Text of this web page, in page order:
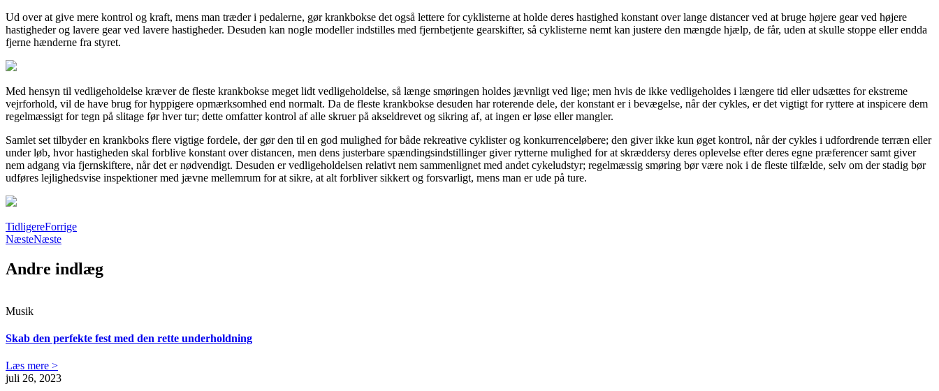
Ud over at give mere kontrol og kraft, mens man træder i pedalerne, gør krankbokse det også lettere for cyklisterne at holde deres hastighed konstant over lange distancer ved at bruge højere gear ved højere
hastigheder og lavere gear ved lavere hastigheder. Desuden kan nogle modeller indstilles med fjernbetjente gearskifter, så cyklisterne nemt kan justere den mængde hjælp, de får, uden at skulle stoppe eller endda
fjerne hænderne fra styret.
Med hensyn til vedligeholdelse kræver de fleste krankbokse meget lidt vedligeholdelse, så længe smøringen holdes jævnligt ved lige; men hvis de ikke vedligeholdes i længere tid eller udsættes for ekstreme
vejrforhold, vil de have brug for hyppigere opmærksomhed end normalt. Da de fleste krankbokse desuden har roterende dele, der konstant er i bevægelse, når der cykles, er det vigtigt for ryttere at inspicere dem
regelmæssigt for tegn på slitage før hver tur; dette omfatter kontrol af alle skruer på akseldrevet og sikring af, at ingen er løse eller mangler.
Samlet set tilbyder en krankboks flere vigtige fordele, der gør den til en god mulighed for både rekreative cyklister og konkurrenceløbere; den giver ikke kun øget kontrol, når der cykles i udfordrende terræn eller
under løb, hvor hastigheden skal forblive konstant over distancen, men dens justerbare spændingsindstillinger giver rytterne mulighed for at skræddersy deres oplevelse efter deres egne præferencer samt giver
nem adgang via fjernskiftere, når det er nødvendigt. Desuden er vedligeholdelsen relativt nem sammenlignet med andet cykeludstyr; regelmæssig smøring bør være nok i de fleste tilfælde, selv om der stadig bør
udføres lejlighedsvise inspektioner med jævne mellemrum for at sikre, at alt forbliver sikkert og forsvarligt, mens man er ude på ture.
TidligereForrige
NæsteNæste
Andre indlæg
Musik
Skab den perfekte fest med den rette underholdning
Læs mere >
juli 26, 2023